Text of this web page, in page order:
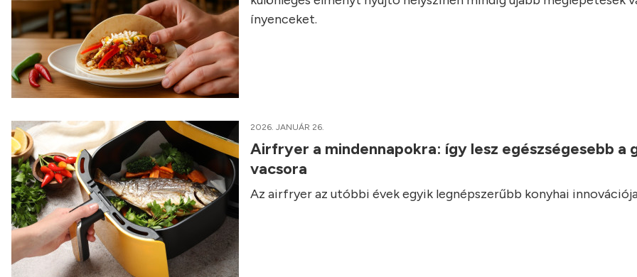
ínyenceket.
2026. JANUÁR 26.
Airfryer a mindennapokra: így lesz egészségesebb a
vacsora
Az airfryer az utóbbi évek egyik legnépszerűbb konyhai